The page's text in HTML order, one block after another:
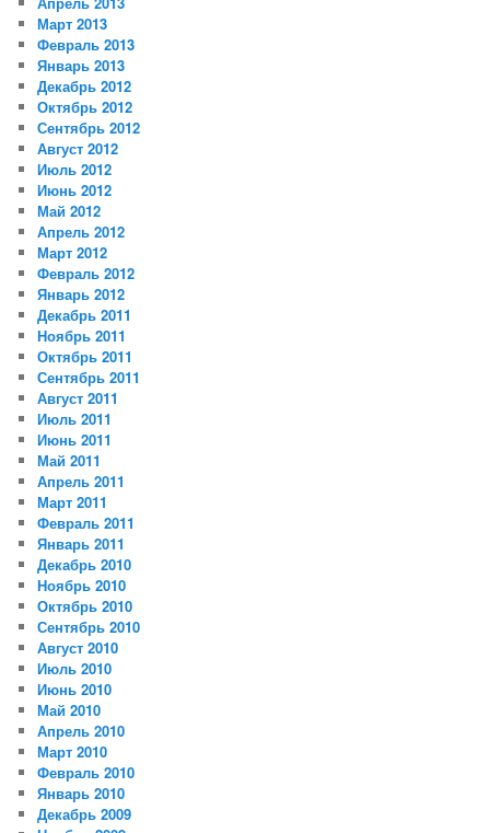
Март 2013
Февраль 2013
Январь 2013
Декабрь 2012
Октябрь 2012
Сентябрь 2012
Август 2012
Июль 2012
Июнь 2012
Май 2012
Апрель 2012
Март 2012
Февраль 2012
Январь 2012
Декабрь 2011
Ноябрь 2011
Октябрь 2011
Сентябрь 2011
Август 2011
Июль 2011
Июнь 2011
Май 2011
Апрель 2011
Март 2011
Февраль 2011
Январь 2011
Декабрь 2010
Ноябрь 2010
Октябрь 2010
Сентябрь 2010
Август 2010
Июль 2010
Июнь 2010
Май 2010
Апрель 2010
Март 2010
Февраль 2010
Январь 2010
Декабрь 2009